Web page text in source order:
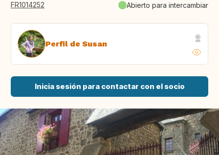
FR1014252 Abierto para intercambiar
Perfil de Susan
Inicia sesión para contactar con el socio